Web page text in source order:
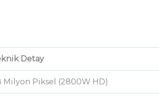
Detay
Milyon Piksel (2800W HD)